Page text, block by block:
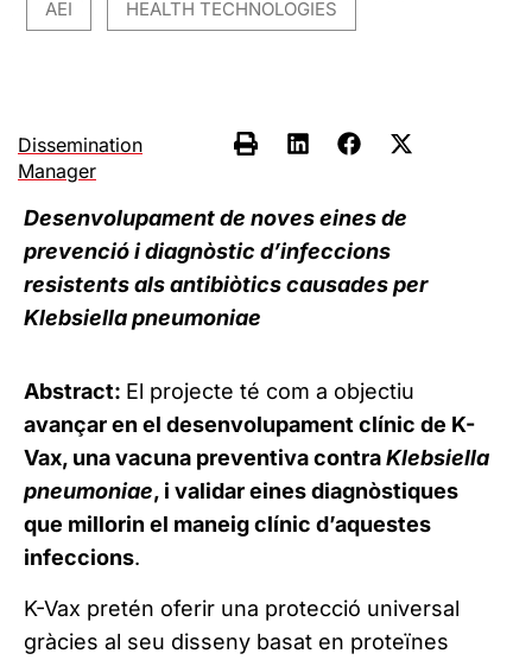
AEI HEALTH TECHNOLOGIES
Dissemination
Manager
Desenvolupament de noves eines de
prevenció i diagnòstic d’infeccions
resistents als antibiòtics causades per
Klebsiella pneumoniae
Abstract: El projecte té com a objectiu
avançar en el desenvolupament clínic de K-
Vax, una vacuna preventiva contraKlebsiella
pneumoniae, i validar eines diagnòstiques
que millorin el maneig clínic d’aquestes
infeccions.
K-Vax pretén oferir una protecció universal
gràcies al seu disseny basat en proteïnes